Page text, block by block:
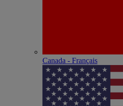
Canada - Français